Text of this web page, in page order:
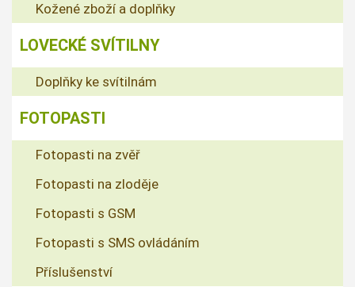
Kožené zboží a doplňky
LOVECKÉ SVÍTILNY
Doplňky ke svítilnám
FOTOPASTI
Fotopasti na zvěř
Fotopasti na zloděje
Fotopasti s GSM
Fotopasti s SMS ovládáním
Příslušenství